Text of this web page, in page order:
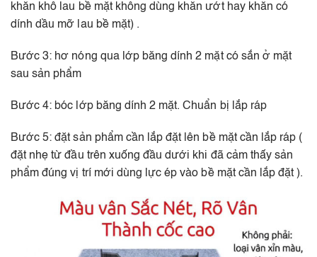
khăn khô lau bề mặt không dùng khăn ướt hay khăn có
dính dầu mỡ lau bề mặt) .
Bước 3: hơ nóng qua lớp băng dính 2 mặt có sắn ở mặt
sau sản phẩm
Bước 4: bóc lớp băng dính 2 mặt. Chuẩn bị lắp ráp
Bước 5: đặt sản phẩm cần lắp đặt lên bề mặt cần lắp ráp (
đặt nhẹ từ đầu trên xuống đầu dưới khi đã cảm thấy sản
phẩm đúng vị trí mới dùng lực ép vào bề mặt cần lắp đặt ).